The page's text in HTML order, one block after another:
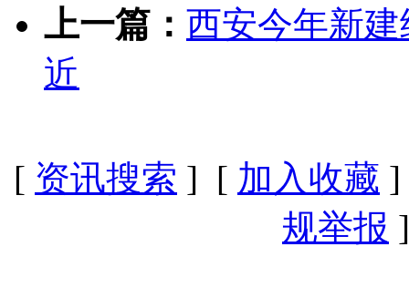
上一篇： 西安今年新
近
[ 资讯搜索 ] [ 加入收藏
规举报